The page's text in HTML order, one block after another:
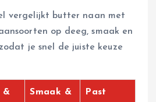
vergelijkt butter naan met
op deeg, smaak en
je snel de juiste keuze
&
Smaak &
Past